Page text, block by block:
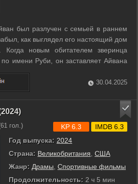
был разлучен с семьей в раннем
как выглядел его настоящий дом
Когда новым обитателем зверинца
по имени Руби, он заставляет Айвана
родом, и задуматься, где он может
...
30.04.2025
61 гол.)
Год выпуска: 2024
Страна: Великобритания США
Жанр: Драмы Спортивные фильмы
Продолжительность: 2 ч 5 мин
KP 6.3 IMDB 6.3